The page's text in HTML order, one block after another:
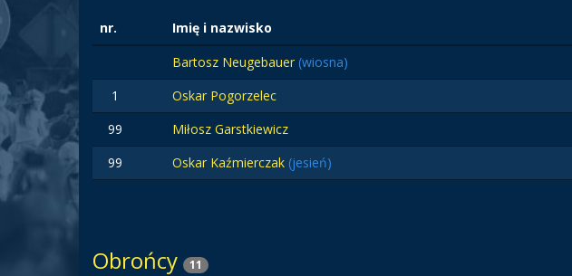
nr. Imię i nazwisko
Bartosz Neugebauer (wiosna)
1 Oskar Pogorzelec
99
Miłosz Garstkiewicz
99 Oskar Kaźmierczak (jesień)
Obrońcy 11